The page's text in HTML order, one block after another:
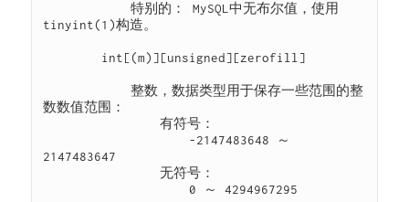
            特别的： MySQL中无布尔值，使用
tinyint(1)构造。
            整数，数据类型用于保存一些范围的整
数数值范围：
                有符号：
2147483647
                无符号：
                    0 ～ 4294967295